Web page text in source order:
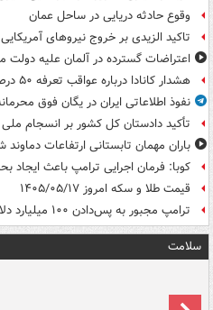
وقوع حادثه دریایی در ساحل عمان
تاکید الزیدی بر خروج نیروهای
اعتراضات گسترده در آلمان علیه دولت
هشدار کانادا درباره عواقب تعرفه ۵۰ درصدی آمریکا
نفوذ اطلاعاتی ایران در یگان فوق
تأکید دادستان کل کشور بر انسجام
باران مهمان تابستانی ارتفاعات دماوند
کوبا: فرمان اجرایی ترامپ باعث ایجاد
قیمت طلا و سکه امروز ۱۴۰۵/۰۵/۱۷
ترامپ مجبور به پس‌دادن ۱۰۰ میلیارد دلار از پول تعرفه‌ها شد
سلامت